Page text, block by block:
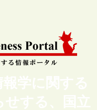
学に関する
せする、国立